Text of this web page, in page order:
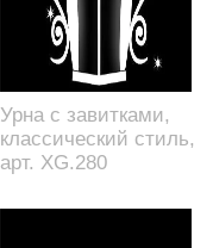
Урна с завитками,
классический стиль,
арт. XG.280